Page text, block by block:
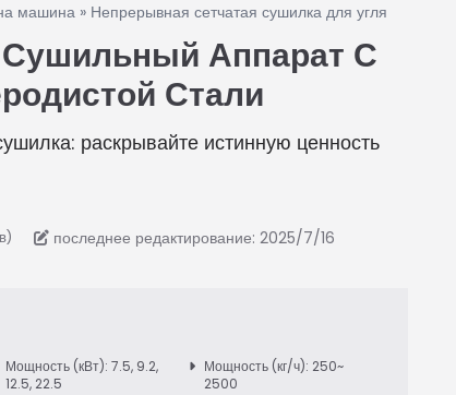
машина » Непрерывная сетчатая сушилка для угля
Аппарат С
Стали
раскрывайте истинную ценность
последнее редактирование: 2025/7/16
Мощность (кВт): 7.5, 9.2,
12.5, 22.5
Мощность (кг/ч): 250~
2500